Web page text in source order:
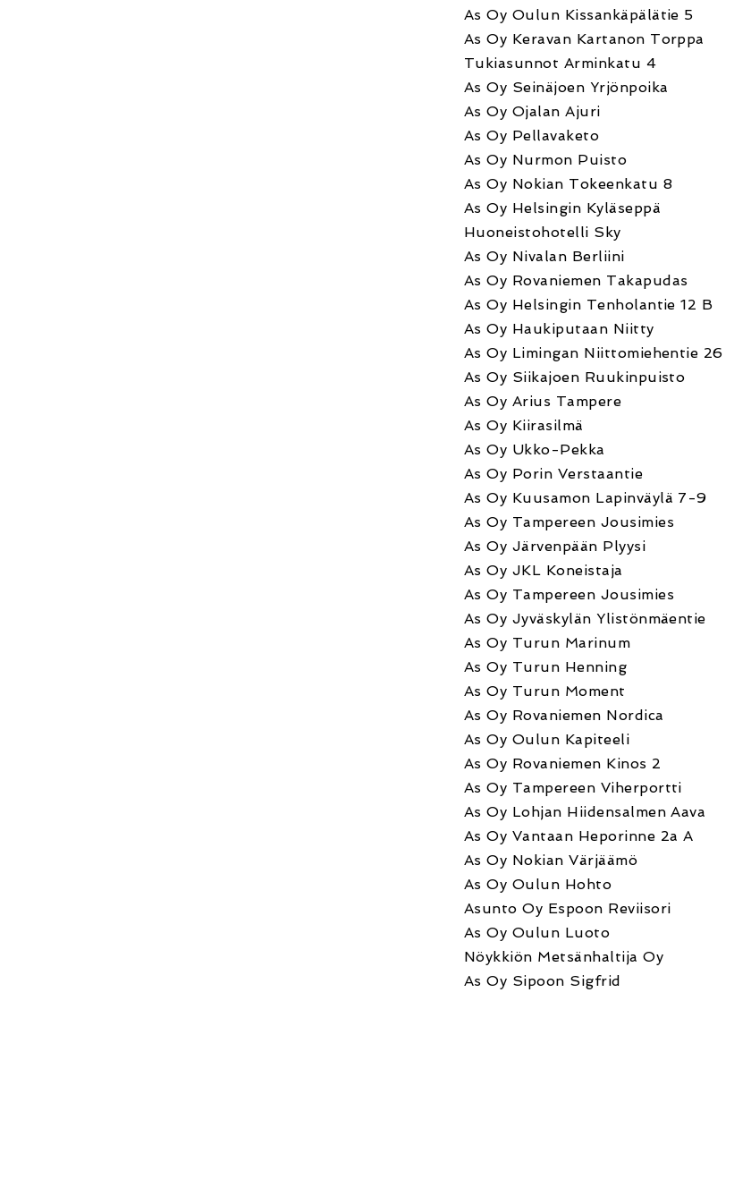
As Oy Oulun Kissankäpälätie 5
As Oy Keravan Kartanon Torppa
Tukiasunnot Arminkatu 4
As Oy Seinäjoen Yrjönpoika
As Oy Ojalan Ajuri
As Oy Pellavaketo
As Oy Nurmon Puisto
As Oy Nokian Tokeenkatu 8
As Oy Helsingin Kyläseppä
Huoneistohotelli Sky
As Oy Nivalan Berliini
As Oy Rovaniemen Takapudas
As Oy Helsingin Tenholantie 12 B
As Oy Haukiputaan Niitty
As Oy Limingan Niittomiehentie 26
As Oy Siikajoen Ruukinpuisto
As Oy Arius Tampere
As Oy Kiirasilmä
As Oy Ukko-Pekka
As Oy Porin Verstaantie
As Oy Kuusamon Lapinväylä 7-9
As Oy Tampereen Jousimies
As Oy Järvenpään Plyysi
As Oy JKL Koneistaja
As Oy Tampereen Jousimies
As Oy Jyväskylän Ylistönmäentie
As Oy Turun Marinum
As Oy Turun Henning
As Oy Turun Moment
As Oy Rovaniemen Nordica
As Oy Oulun Kapiteeli
As Oy Rovaniemen Kinos 2
As Oy Tampereen Viherportti
As Oy Lohjan Hiidensalmen Aava
As Oy Vantaan Heporinne 2a A
As Oy Nokian Värjäämö
As Oy Oulun Hohto
Asunto Oy Espoon Reviisori
As Oy Oulun Luoto
Nöykkiön Metsänhaltija Oy
As Oy Sipoon Sigfrid